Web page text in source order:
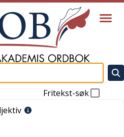
Fritekst-søk